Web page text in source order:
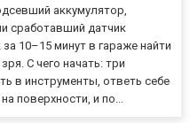
аккумулятор,
сработавший датчик
10–15 минут в гараже найти
С чего начать: три
в инструменты, ответь себе
поверхности, и по...